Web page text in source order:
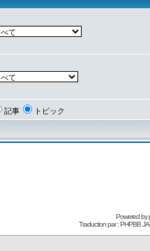
記事 トピック
Powered by
Traduction par : PHPBB